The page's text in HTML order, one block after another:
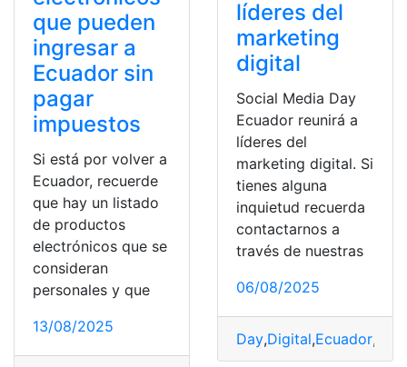
que pueden
ingresar a
Ecuador sin
pagar
impuestos
Si está por volver a
Ecuador, recuerde
que hay un listado
de productos
electrónicos que se
consideran
personales y que
13/08/2025
líderes del
marketing
digital
Social Media Day
Ecuador reunirá a
líderes del
marketing digital. Si
tienes alguna
inquietud recuerda
contactarnos a
través de nuestras
06/08/2025
Day,Digital,Ecuador,